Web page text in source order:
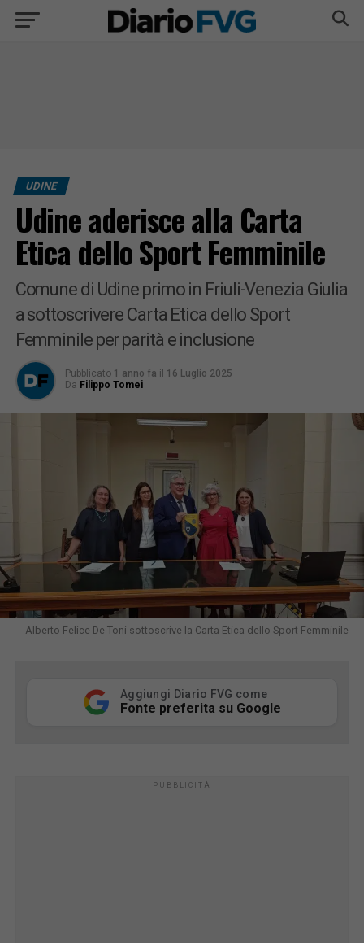
UDINE
Udine aderisce alla Carta
Etica dello Sport Femminile
Comune di Udine primo in Friuli-Venezia Giulia
a sottoscrivere Carta Etica dello Sport
Femminile per parità e inclusione
Pubblicato 1 anno fa il 16 Luglio 2025
Da Filippo Tomei
Alberto Felice De Toni sottoscrive la Carta Etica dello Sport Femminile
Aggiungi Diario FVG come
Fonte preferita su Google